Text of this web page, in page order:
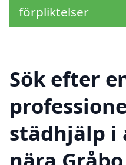
förpliktelser
Sök efter
städhjälp i